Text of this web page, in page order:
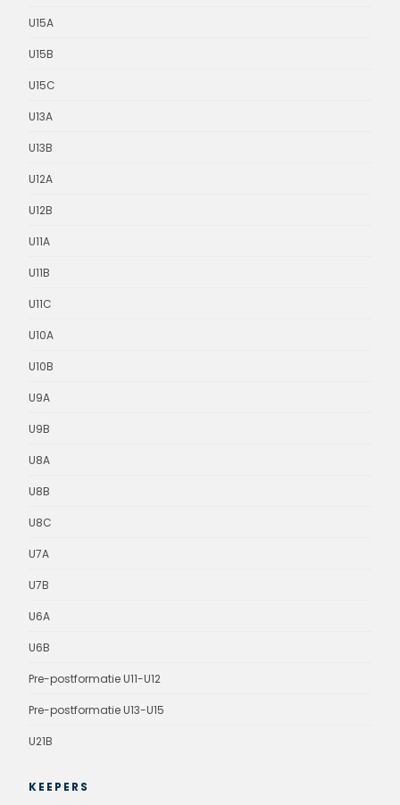
U15A
U15B
U15C
U13A
U13B
U12A
U12B
U11A
U11B
U11C
U10A
U10B
U9A
U9B
U8A
U8B
U8C
U7A
U7B
U6A
U6B
Pre-postformatie U11-U12
Pre-postformatie U13-U15
U21B
KEEPERS